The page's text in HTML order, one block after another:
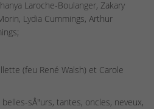
Laroche-Boulanger, Zakary
Lydia Cummings, Arthur
(feu René Walsh) et Carole
sÅ"urs, tantes, oncles, neveux,